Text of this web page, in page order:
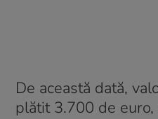
De această dată,
plătit 3.700 de